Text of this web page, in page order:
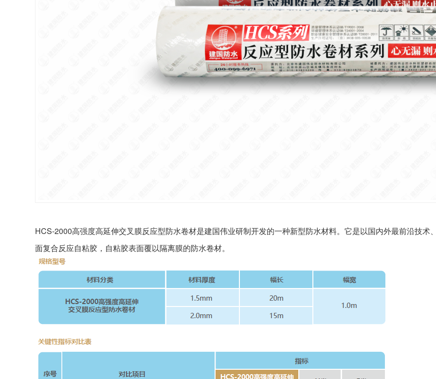
HCS-2000高强度高延伸交叉膜反应型防水卷材是建国伟业研制开发的一种新型防水材料。它是以国内外最前沿技
面复合反应自粘胶，自粘胶表面覆以隔离膜的防水卷材。